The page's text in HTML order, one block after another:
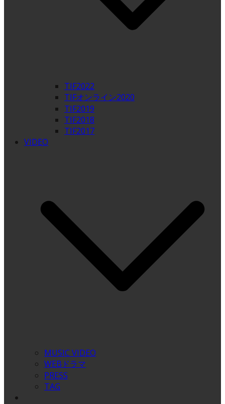
TIF2022
TIFオンライン2020
TIF2019
TIF2018
TIF2017
VIDEO
MUSIC VIDEO
WEBドラマ
PRESS
TAG